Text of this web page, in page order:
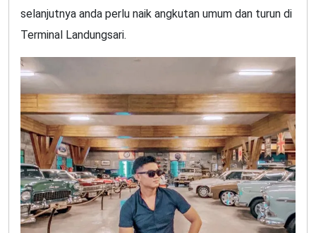
selanjutnya anda perlu naik angkutan umum dan turun di
Terminal Landungsari.